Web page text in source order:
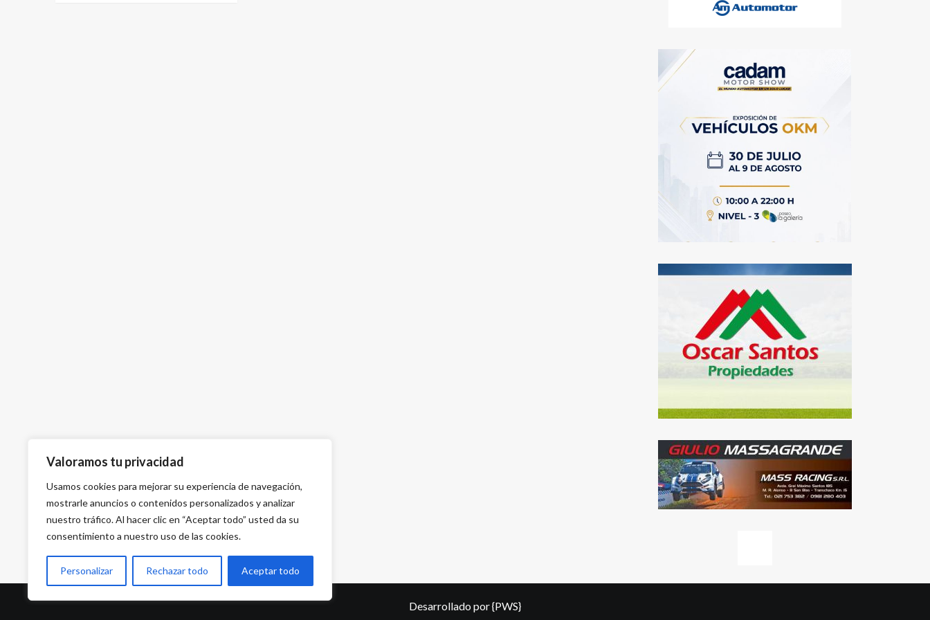
Valoramos tu privacidad
Usamos cookies para mejorar su experiencia de navegación,
mostrarle anuncios o contenidos personalizados y analizar
nuestro tráfico. Al hacer clic en “Aceptar todo” usted da su
consentimiento a nuestro uso de las cookies.
Personalizar Rechazar todo Aceptar todo
Desarrollado por{PWS}